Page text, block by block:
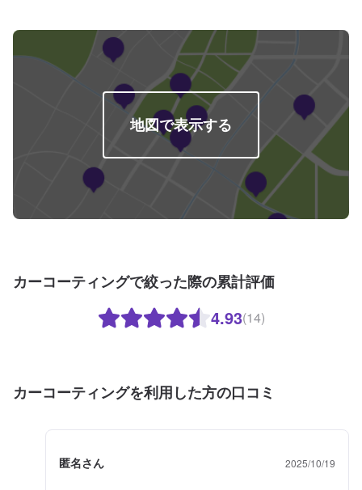
地図で表示する
カーコーティングで絞った際の累計評価
4.93(14)
カーコーティングを利用した方の口コミ
匿名さん 2025/10/19